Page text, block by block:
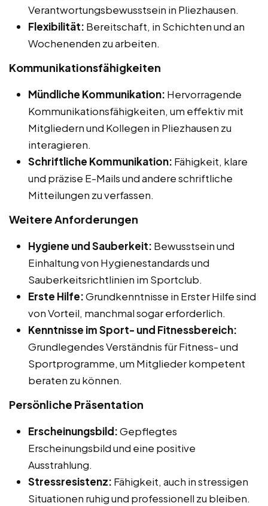
Verantwortungsbewusstsein in Pliezhausen.
Flexibilität: Bereitschaft, in Schichten und an
Wochenenden zu arbeiten.
Kommunikationsfähigkeiten
Mündliche Kommunikation: Hervorragende
Kommunikationsfähigkeiten, um effektiv mit
Mitgliedern und Kollegen in Pliezhausen zu
interagieren.
Schriftliche Kommunikation: Fähigkeit, klare
und präzise E-Mails und andere schriftliche
Mitteilungen zu verfassen.
Weitere Anforderungen
Hygiene und Sauberkeit: Bewusstsein und
Einhaltung von Hygienestandards und
Sauberkeitsrichtlinien im Sportclub.
Erste Hilfe:Grundkenntnisse in Erster Hilfe sind
von Vorteil, manchmal sogar erforderlich.
Kenntnisse im Sport- und Fitnessbereich:
Grundlegendes Verständnis für Fitness- und
Sportprogramme, um Mitglieder kompetent
beraten zu können.
Persönliche Präsentation
Erscheinungsbild:Gepflegtes
Erscheinungsbild und eine positive
Ausstrahlung.
Stressresistenz: Fähigkeit, auch in stressigen
Situationen ruhig und professionell zu bleiben.